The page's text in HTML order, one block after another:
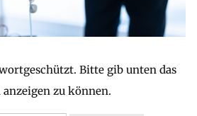
Bitte gib unten das
zu können.